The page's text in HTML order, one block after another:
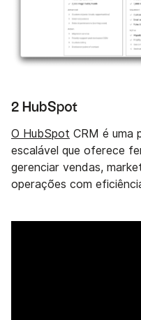
2 HubSpot
O HubSpot CRM é uma
escalável que oferece
gerenciar vendas,
operações com